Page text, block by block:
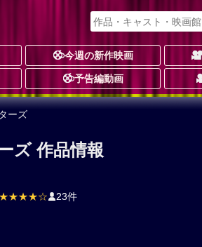
今週の新作映画
予告編動画
ーズ
ズ 作品情報
★★★★☆ 23件